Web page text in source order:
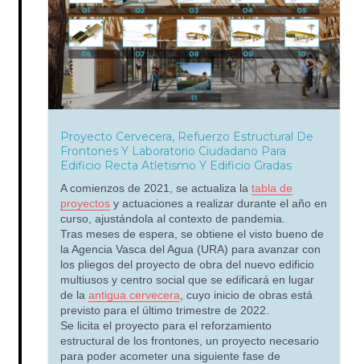
Proyecto Cervecera, Refuerzo Estructural De
Frontones Y Laboratorio Ciudadano Para
Edificio Recta Atletismo Y Edificio Gradas
A comienzos de 2021, se actualiza la tabla de
proyectos y actuaciones a realizar durante el año en
curso, ajustándola al contexto de pandemia.
Tras meses de espera, se obtiene el visto bueno de
la Agencia Vasca del Agua (URA) para avanzar con
los pliegos del proyecto de obra del nuevo edificio
multiusos y centro social que se edificará en lugar
de la antigua cervecera, cuyo inicio de obras está
previsto para el último trimestre de 2022.
Se licita el proyecto para el reforzamiento
estructural de los frontones, un proyecto necesario
para poder acometer una siguiente fase de